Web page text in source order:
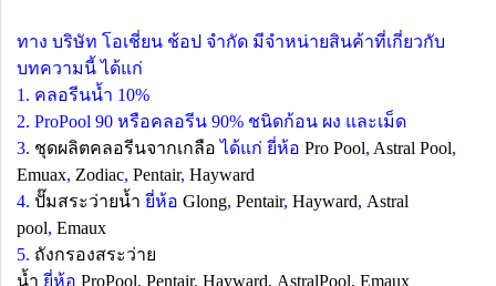
ทาง บริษัท โอเชี่ยน ช้อป จำกัด มีจำหน่ายสินค้าที่เกี่ยวกับ
บทความนี้ ได้แก่
1. คลอรีนน้ำ 10%
2. ProPool 90 หรือคลอรีน 90% ชนิดก้อน ผง และเม็ด
3. ชุดผลิตคลอรีนจากเกลือ ได้แก่ ยี่ห้อ Pro Pool, Astral Pool,
Emuax, Zodiac, Pentair, Hayward
4. ปั๊มสระว่ายน้ำ ยี่ห้อ Glong, Pentair, Hayward, Astral
pool, Emaux
5. ถังกรองสระว่าย
น้ำ ยี่ห้อ ProPool, Pentair, Hayward, AstralPool, Emaux